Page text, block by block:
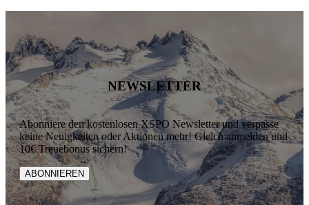
NEWSLETTER
Abonniere den kostenlosen XSPO Newsletter und verpasse
keine Neuigkeiten oder Aktionen mehr! Gleich anmelden und
10€ Treuebonus sichern!
ABONNIEREN